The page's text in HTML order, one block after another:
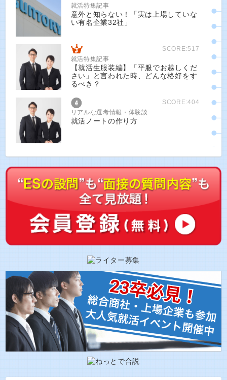
就活特集記事
意外と知らない！「実は上場していな
い有名企業32社」
SCORE:517
就活特集記事
【就活生服装編】「平服でお越しくだ
さい」と言われた時、どんな格好をす
るべき？
SCORE:404
リアルな選考情報・体験談
就活ノートの作り方